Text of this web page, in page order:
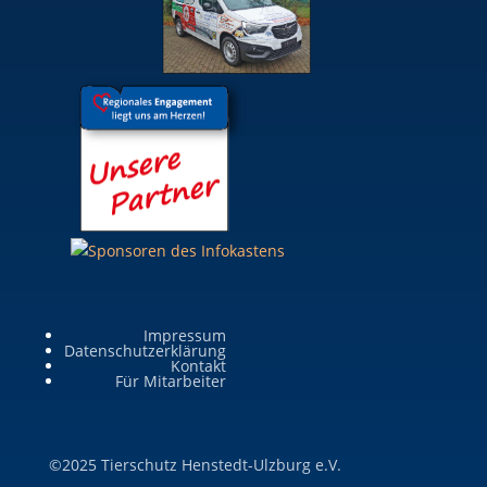
Impressum
Datenschutzerklärung
Kontakt
Für Mitarbeiter
©2025 Tierschutz Henstedt-Ulzburg e.V.